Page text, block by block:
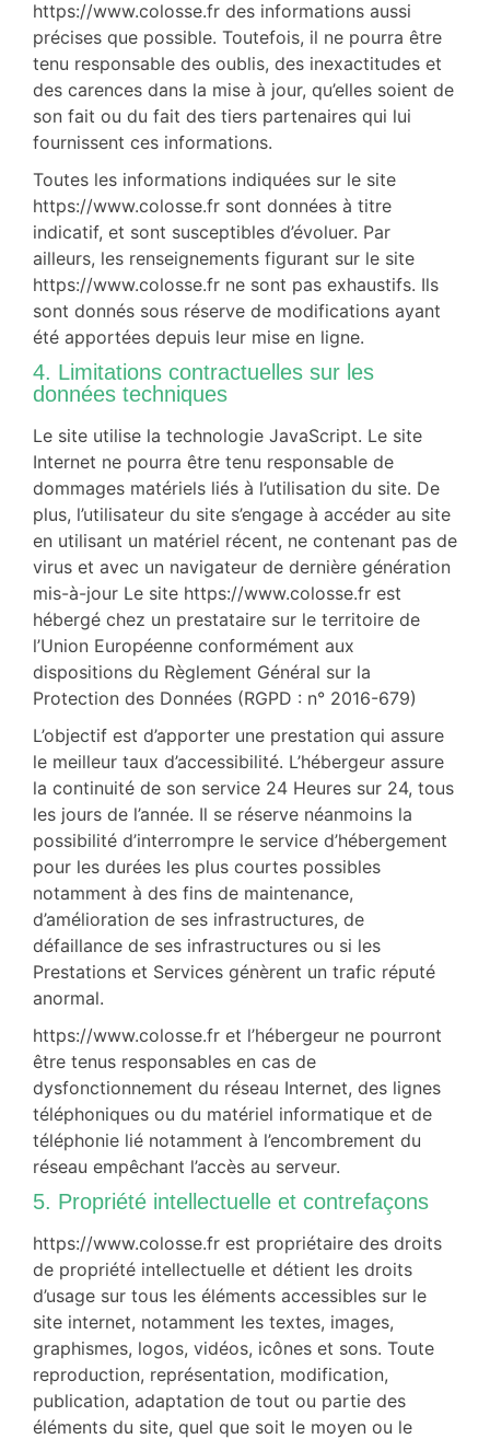
https://www.colosse.fr des informations aussi
précises que possible. Toutefois, il ne pourra être
tenu responsable des oublis, des inexactitudes et
des carences dans la mise à jour, qu’elles soient de
son fait ou du fait des tiers partenaires qui lui
fournissent ces informations.
Toutes les informations indiquées sur le site
https://www.colosse.fr sont données à titre
indicatif, et sont susceptibles d’évoluer. Par
ailleurs, les renseignements figurant sur le site
https://www.colosse.fr ne sont pas exhaustifs. Ils
sont donnés sous réserve de modifications ayant
été apportées depuis leur mise en ligne.
4. Limitations contractuelles sur les
données techniques
Le site utilise la technologie JavaScript. Le site
Internet ne pourra être tenu responsable de
dommages matériels liés à l’utilisation du site. De
plus, l’utilisateur du site s’engage à accéder au site
en utilisant un matériel récent, ne contenant pas de
virus et avec un navigateur de dernière génération
mis-à-jour Le site https://www.colosse.fr est
hébergé chez un prestataire sur le territoire de
l’Union Européenne conformément aux
dispositions du Règlement Général sur la
Protection des Données (RGPD : n° 2016-679)
L’objectif est d’apporter une prestation qui assure
le meilleur taux d’accessibilité. L’hébergeur assure
la continuité de son service 24 Heures sur 24, tous
les jours de l’année. Il se réserve néanmoins la
possibilité d’interrompre le service d’hébergement
pour les durées les plus courtes possibles
notamment à des fins de maintenance,
d’amélioration de ses infrastructures, de
défaillance de ses infrastructures ou si les
Prestations et Services génèrent un trafic réputé
anormal.
https://www.colosse.fr et l’hébergeur ne pourront
être tenus responsables en cas de
dysfonctionnement du réseau Internet, des lignes
téléphoniques ou du matériel informatique et de
téléphonie lié notamment à l’encombrement du
réseau empêchant l’accès au serveur.
5. Propriété intellectuelle et contrefaçons
https://www.colosse.fr est propriétaire des droits
de propriété intellectuelle et détient les droits
d’usage sur tous les éléments accessibles sur le
site internet, notamment les textes, images,
graphismes, logos, vidéos, icônes et sons. Toute
reproduction, représentation, modification,
publication, adaptation de tout ou partie des
éléments du site, quel que soit le moyen ou le